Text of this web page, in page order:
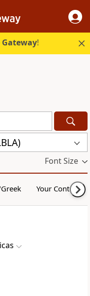
Gateway!
Font Size
Your Content